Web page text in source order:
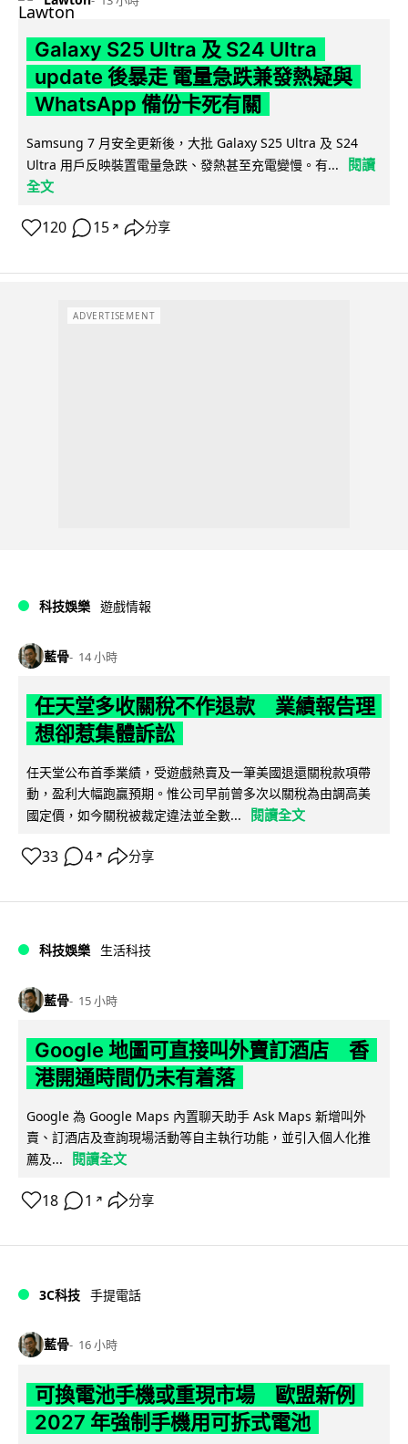
Galaxy S25 Ultra 及 S24 Ultra
update 後暴走 電量急跌兼發熱疑與
WhatsApp 備份卡死有關
Samsung 7 月安全更新後，大批 Galaxy S25 Ultra 及 S24
Ultra 用戶反映裝置電量急跌、發熱甚至充電變慢。有...
閱讀
全文
120 15 ↗ 分享
ADVERTISEMENT
科技娛樂 遊戲情報
藍骨 14 小時
任天堂多收關稅不作退款 業績報告理
想卻惹集體訴訟
任天堂公布首季業績，受遊戲熱賣及一筆美國退還關稅款項帶
動，盈利大幅跑贏預期。惟公司早前曾多次以關稅為由調高美
國定價，如今關稅被裁定違法並全數...
閱讀全文
33 4 ↗ 分享
科技娛樂 生活科技
藍骨 15 小時
Google 地圖可直接叫外賣訂酒店 香
港開通時間仍未有着落
Google 為 Google Maps 內置聊天助手 Ask Maps 新增叫外
賣、訂酒店及查詢現場活動等自主執行功能，並引入個人化推
薦及...
閱讀全文
18 1 ↗ 分享
3C科技 手提電話
藍骨 16 小時
可換電池手機或重現市場 歐盟新例
2027 年強制手機用可拆式電池